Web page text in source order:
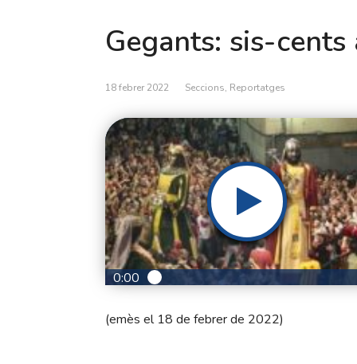
Gegants: sis-
18 febrer 2022 Seccions, Reportatges
0:00
(emès el 18 de febrer de 2022)